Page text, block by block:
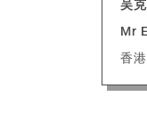
吴
Mr
香